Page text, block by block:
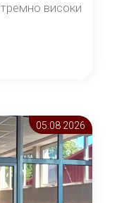
високи
05.08 2026